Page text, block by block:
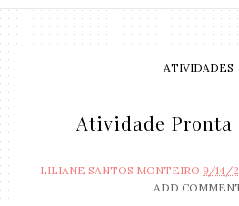
ATIVIDADES
Atividade
LILIANE SANTOS MONTEIRO 9/14/
ADD